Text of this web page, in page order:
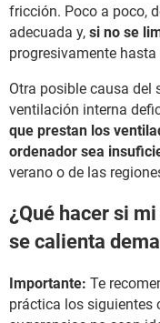
fricción. Poco a poco,
adecuada y, si no se
progresivamente
Otra posible causa del
ventilación interna
que prestan los
ordenador sea
verano o de las
¿Qué hacer si
se calienta
Importante: Te
práctica los siguientes